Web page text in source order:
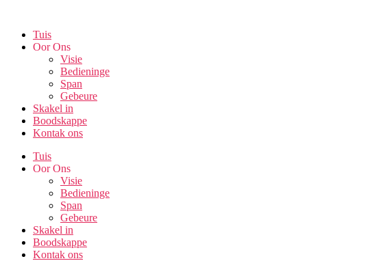
content
Tuis
Oor Ons
Visie
Bedieninge
Span
Gebeure
Skakel in
Boodskappe
Kontak ons
Tuis
Oor Ons
Visie
Bedieninge
Span
Gebeure
Skakel in
Boodskappe
Kontak ons